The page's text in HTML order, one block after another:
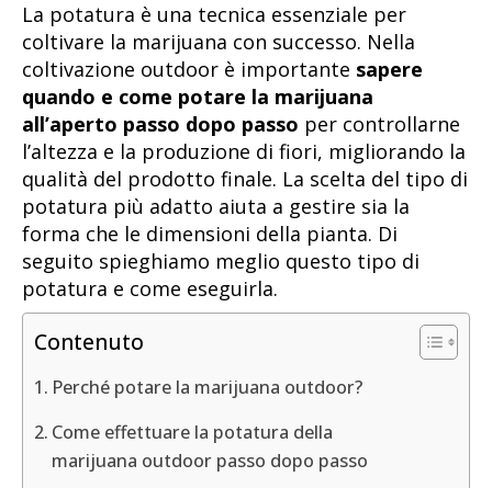
La potatura è una tecnica essenziale per
coltivare la marijuana con successo. Nella
coltivazione outdoor è importante sapere
quando e come potare la marijuana
all’aperto passo dopo passo per controllarne
l’altezza e la produzione di fiori, migliorando la
qualità del prodotto finale. La scelta del tipo di
potatura più adatto aiuta a gestire sia la
forma che le dimensioni della pianta. Di
seguito spieghiamo meglio questo tipo di
potatura e come eseguirla.
Contenuto
Perché potare la marijuana outdoor?
Come effettuare la potatura della
marijuana outdoor passo dopo passo